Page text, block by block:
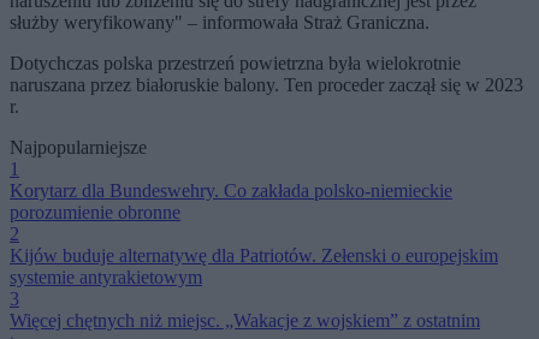
służby weryfikowany" – informowała Straż Graniczna.
Dotychczas polska przestrzeń powietrzna była wielokrotnie
naruszana przez białoruskie balony. Ten proceder zaczął się w 2023
r.
Najpopularniejsze
1
Korytarz dla Bundeswehry. Co zakłada polsko-niemieckie
porozumienie obronne
2
Kijów buduje alternatywę dla Patriotów. Zełenski o europejskim
systemie antyrakietowym
3
Więcej chętnych niż miejsc. „Wakacje z wojskiem” z ostatnim